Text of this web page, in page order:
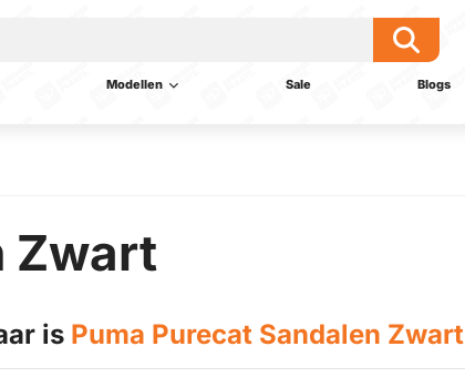
Modellen Sale Blogs
Zwart
is Puma Purecat Sandalen Zwart